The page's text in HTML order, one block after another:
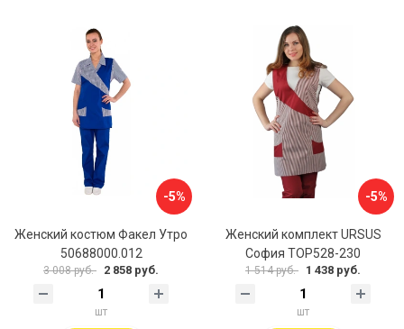
-5%
Женский костюм Факел Утро
50688000.012
3 008 руб. 2 858 руб.
шт
-5%
Женский комплект URSUS
София ТОР528-230
1 514 руб. 1 438 руб.
шт